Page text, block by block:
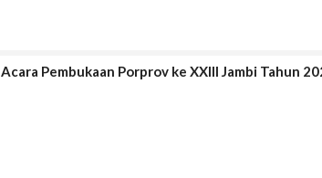
Pembukaan Porprov ke XXIII Jambi Tahun